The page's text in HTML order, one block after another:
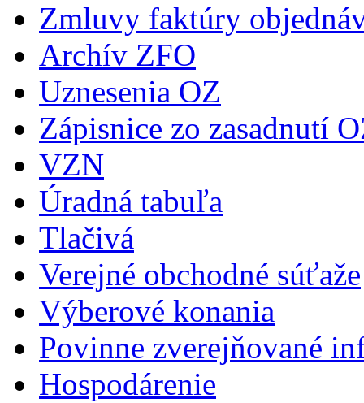
Zmluvy faktúry
Archív ZFO
Uznesenia OZ
Zápisnice zo zasadnutí
VZN
Úradná tabuľa
Tlačivá
Verejné obchodné súťaže
Výberové konania
Povinne zverejňované
Hospodárenie